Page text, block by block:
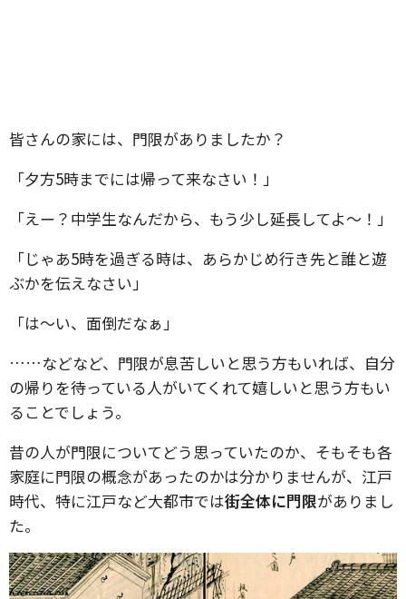
皆さんの家には、門限がありましたか？
「夕方5時までには帰って来なさい！」
「えー？中学生なんだから、もう少し延長してよ～！」
「じゃあ5時を過ぎる時は、あらかじめ行き先と誰と遊
ぶかを伝えなさい」
「は～い、面倒だなぁ」
……などなど、門限が息苦しいと思う方もいれば、自分
の帰りを待っている人がいてくれて嬉しいと思う方もい
ることでしょう。
昔の人が門限についてどう思っていたのか、そもそも各
家庭に門限の概念があったのかは分かりませんが、江戸
時代、特に江戸など大都市では街全体に門限がありまし
た。